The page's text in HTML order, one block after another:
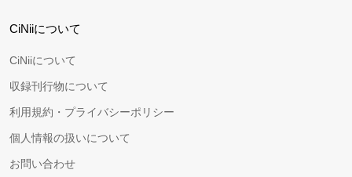
CiNiiについて
CiNiiについて
収録刊行物について
利用規約・プライバシーポリシー
個人情報の扱いについて
お問い合わせ